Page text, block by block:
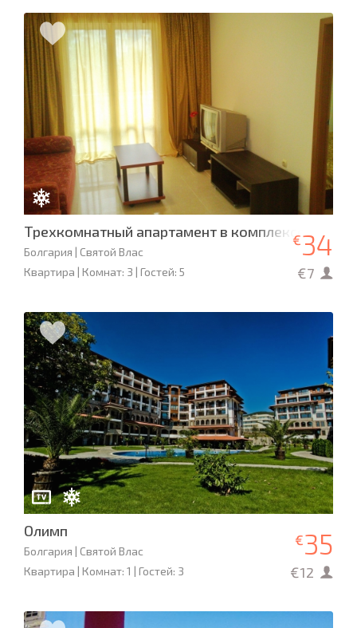
Трехкомнатный апартамент в комплексе «Блу
Болгария | Святой Влас
Квартира | Комнат: 3 | Гостей: 5
€34
€7
Олимп
Болгария | Святой Влас
Квартира | Комнат: 1 | Гостей: 3
€35
€12